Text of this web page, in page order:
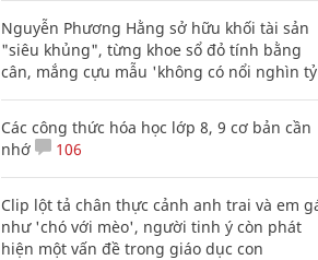
Nguyễn Phương Hằng sở hữu khối tài sản
"siêu khủng", từng khoe sổ đỏ tính bằng
cân, mắng cựu mẫu 'không có nổi nghìn
Các công thức hóa học lớp 8, 9 cơ bản cần
nhớ
106
Clip lột tả chân thực cảnh anh trai và em
như 'chó với mèo', người tinh ý còn phát
hiện một vấn đề trong giáo dục con